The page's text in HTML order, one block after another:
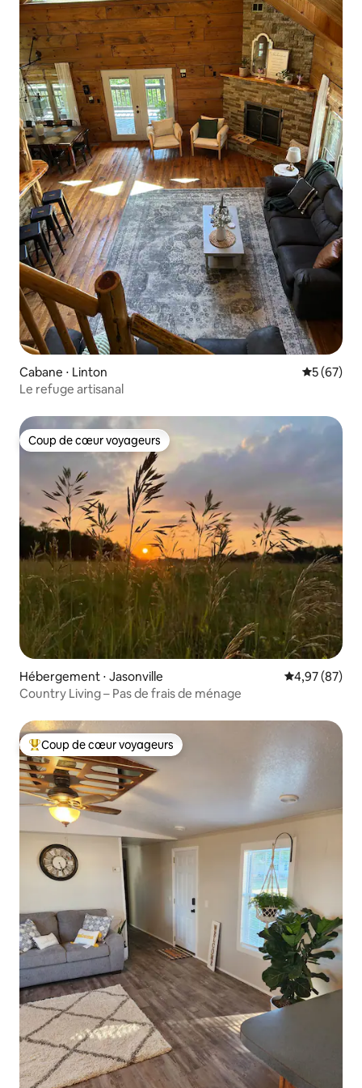
Cabane ⋅ Linton
5 (67)
Le refuge artisanal
Coup de cœur voyageurs
Coup de cœur voyageurs
Hébergement ⋅ Jasonville Évaluation
4,97 (87)
Country Living – Pas de frais de ménage
Coups de cœur voyageurs les plus appréciés
Coup de cœur voyageurs